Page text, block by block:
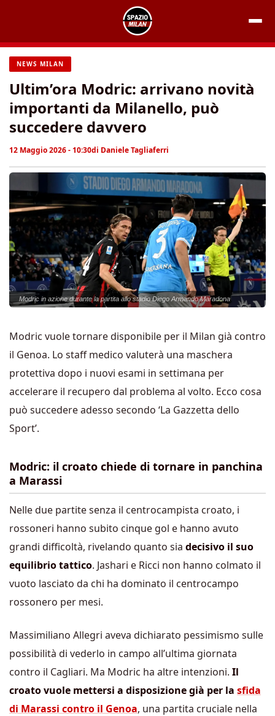
contenuto
NEWS MILAN
Ultim’ora Modric: arrivano novità
importanti da Milanello, può
succedere davvero
12 Maggio 2026 - 10:30di Daniele Tagliaferri
Modric in azione durante la partita allo stadio Diego Armando Maradona
Modric vuole tornare disponibile per il Milan già contro
il Genoa. Lo staff medico valuterà una maschera
protettiva dopo i nuovi esami in settimana per
accelerare il recupero dal problema al volto. Ecco cosa
può succedere adesso secondo ‘La Gazzetta dello
Sport’.
Modric: il croato chiede di tornare in panchina
a Marassi
Nelle due partite senza il centrocampista croato, i
rossoneri hanno subito cinque gol e hanno avuto
grandi difficoltà, rivelando quanto sia decisivo il suo
equilibrio tattico. Jashari e Ricci non hanno colmato il
vuoto lasciato da chi ha dominato il centrocampo
rossonero per mesi.
Massimiliano Allegri aveva dichiarato pessimismo sulle
possibilità di vederlo in campo all’ultima giornata
contro il Cagliari. Ma Modric ha altre intenzioni. Il
croato vuole mettersi a disposizione già per la sfida
di Marassi contro il Genoa, una partita cruciale nella